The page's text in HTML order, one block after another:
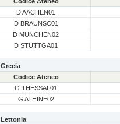
D AACHEN01
D BRAUNSC01
D MUNCHEN02
D STUTTGA01
Grecia
Codice Ateneo
G THESSAL01
G ATHINE02
Lettonia